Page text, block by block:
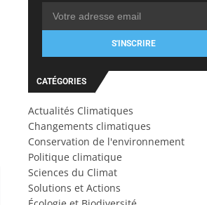
S'INSCRIRE
CATÉGORIES
Actualités Climatiques
Changements climatiques
Conservation de l'environnement
Politique climatique
Sciences du Climat
Solutions et Actions